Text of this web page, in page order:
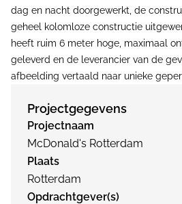
dag en nacht doorgewerkt, de
geheel kolomloze constructie
heeft ruim 6 meter hoge, maximaal
geleverd en de leverancier van de
afbeelding vertaald naar unieke
Projectgegevens
Projectnaam
McDonald's Rotterdam
Plaats
Rotterdam
Opdrachtgever(s)